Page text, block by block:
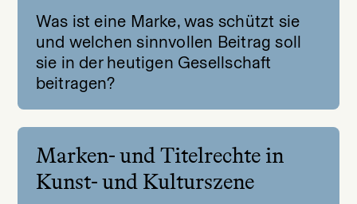
Was ist eine Marke, was schützt sie
und welchen sinnvollen Beitrag soll
sie in der heutigen Gesellschaft
beitragen?
Marken- und Titelrechte in
Kunst- und Kulturszene